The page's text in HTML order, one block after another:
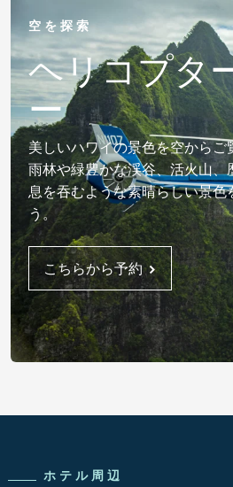
空を探索
ヘリコプタ
ー
美しいハワイの景色を空からご
雨林や緑豊かな渓谷、活火山、
息を吞むような素晴らしい景色
う。
こちらから予約
ホテル周辺